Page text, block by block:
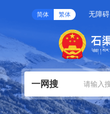
简体 繁体 无障碍
一网搜